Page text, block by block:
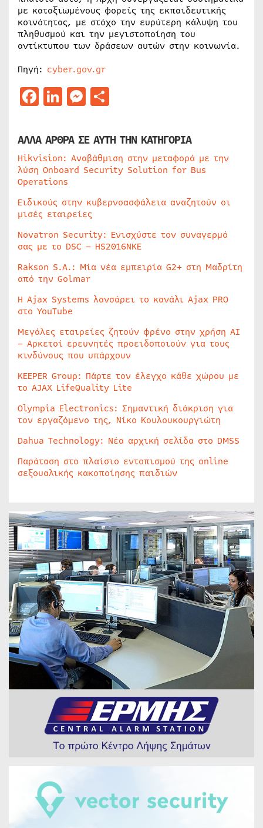
με καταξιωμένους φορείς της εκπαιδευτικής
κοινότητας, με στόχο την ευρύτερη κάλυψη του
πληθυσμού και την μεγιστοποίηση του
αντίκτυπου των δράσεων αυτών στην κοινωνία.
Πηγή: cyber.gov.gr
Facebook
LinkedIn
Messenger
ΑΛΛΑ ΑΡΘΡΑ ΣΕ ΑΥΤΗ ΤΗΝ ΚΑΤΗΓΟΡΙΑ
Hikvision: Αναβάθμιση στην μεταφορά με την
λύση Onboard Security Solution for Bus
Operations
Ειδικούς στην κυβερνοασφάλεια αναζητούν οι
μισές εταιρείες
Novatron Security: Ενισχύστε τον συναγερμό
σας με το DSC – HS2016NKE
Rakson S.A.: Μία νέα εμπειρία G2+ στη Μαδρίτη
από την Golmar
Η Ajax Systems λανσάρει το κανάλι Ajax PRO
στο YouTube
Μεγάλες εταιρείες ζητούν φρένο στην χρήση AI
– Αρκετοί ερευνητές προειδοποιούν για τους
κινδύνους που υπάρχουν
KEEPER Group: Πάρτε τον έλεγχο κάθε χώρου με
το AJAX LifeQuality Lite
Olympia Electronics: Σημαντική διάκριση για
τον εργαζόμενο της, Νίκο Κουλουκουργιώτη
Dahua Technology: Νέα αρχική σελίδα στο DMSS
Παράταση στο πλαίσιο εντοπισμού της online
σεξουαλικής κακοποίησης παιδιών